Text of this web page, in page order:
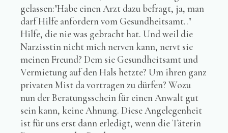
gelassen:"Habe einen Arzt dazu befragt, ja, man
darf Hilfe anfordern vom Gesundheitsamt.."
Hilfe, die nie was gebracht hat. Und weil die
Narzisstin nicht mich nerven kann, nervt sie
meinen Freund? Dem sie Gesundheitsamt und
Vermietung auf den Hals hetzte? Um ihren ganz
privaten Mist da vortragen zu dürfen? Wozu
nun der Beratungsschein für einen Anwalt gut
sein kann, keine Ahnung. Diese Angelegenheit
ist für uns erst dann erledigt, wenn die Täterin